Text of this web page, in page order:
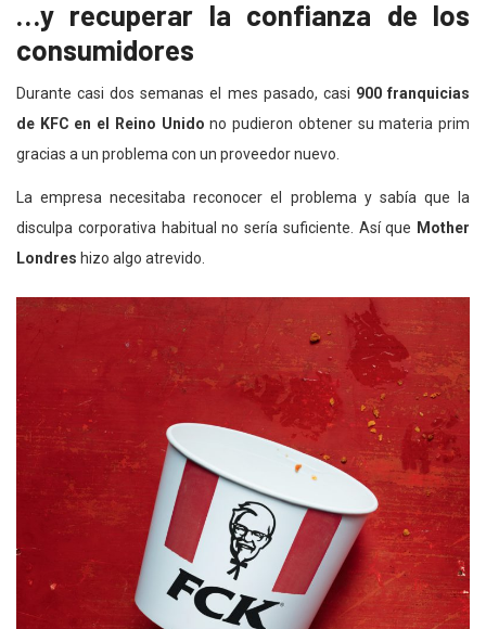
…y recuperar la confianza de los
consumidores
Durante casi dos semanas el mes pasado, casi 900 franquicias
de KFC en el Reino Unido no pudieron obtener su materia prim
gracias a un problema con un proveedor nuevo.
La empresa necesitaba reconocer el problema y sabía que la
disculpa corporativa habitual no sería suficiente. Así que Mother
Londres hizo algo atrevido.